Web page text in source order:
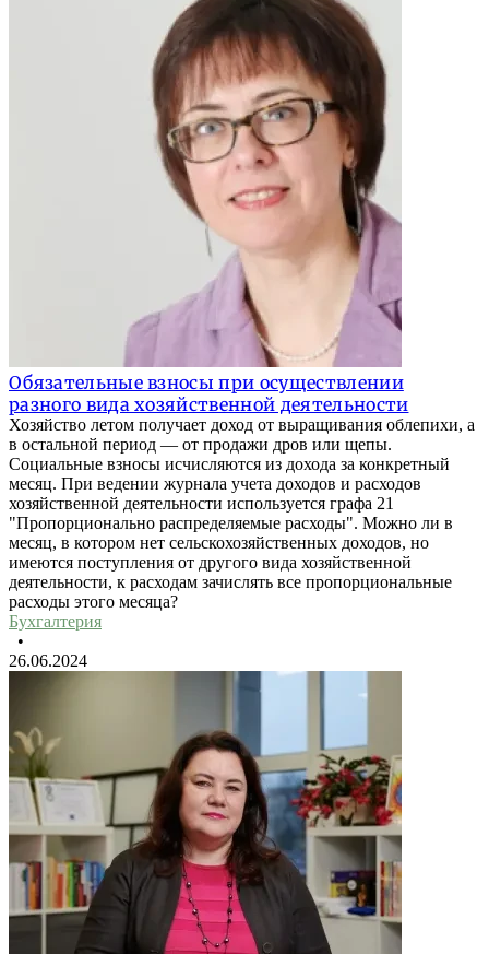
Обязательные взносы при осуществлении
разного вида хозяйственной деятельности
Хозяйство летом получает доход от выращивания облепихи, а
в остальной период — от продажи дров или щепы.
Социальные взносы исчисляются из дохода за конкретный
месяц. При ведении журнала учета доходов и расходов
хозяйственной деятельности используется графа 21
"Пропорционально распределяемые расходы". Можно ли в
месяц, в котором нет сельскохозяйственных доходов, но
имеются поступления от другого вида хозяйственной
деятельности, к расходам зачислять все пропорциональные
расходы этого месяца?
Бухгалтерия
•
26.06.2024